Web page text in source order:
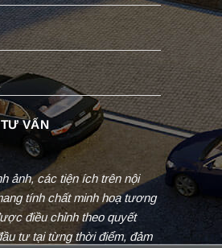
ảnh, các tiện ích trên nội
tính chất minh hoạ tương
điều chỉnh theo quyết
tư tại từng thời điểm, đảm